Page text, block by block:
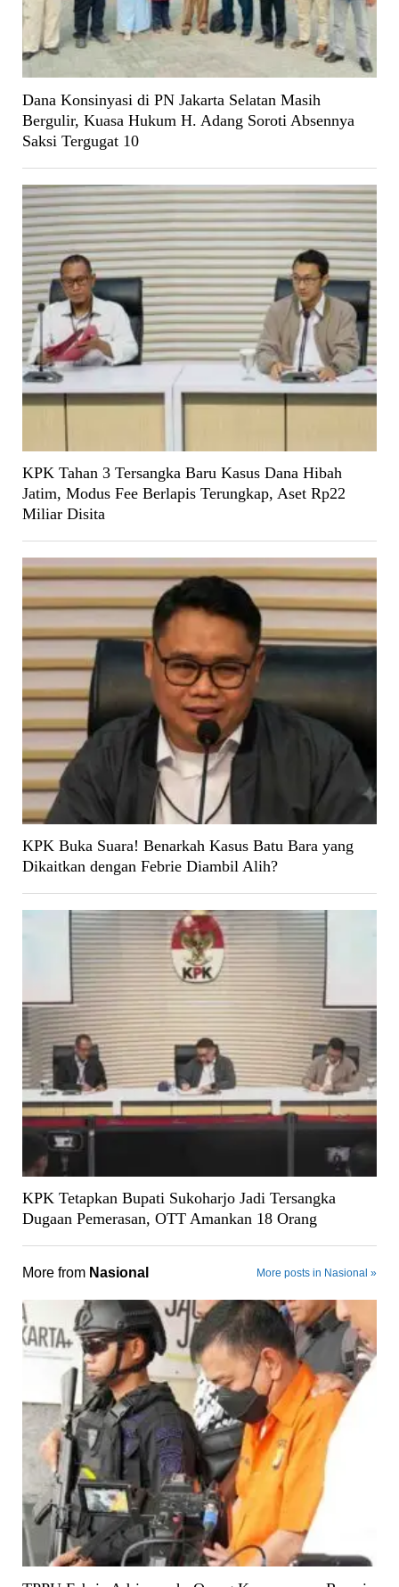
Dana Konsinyasi di PN Jakarta Selatan Masih
Bergulir, Kuasa Hukum H. Adang Soroti Absennya
Saksi Tergugat 10
KPK Tahan 3 Tersangka Baru Kasus Dana Hibah
Jatim, Modus Fee Berlapis Terungkap, Aset Rp22
Miliar Disita
KPK Buka Suara! Benarkah Kasus Batu Bara yang
Dikaitkan dengan Febrie Diambil Alih?
KPK Tetapkan Bupati Sukoharjo Jadi Tersangka
Dugaan Pemerasan, OTT Amankan 18 Orang
More from Nasional More posts in Nasional »